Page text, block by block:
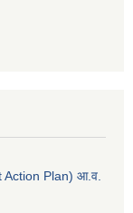
Action Plan) आ.व.